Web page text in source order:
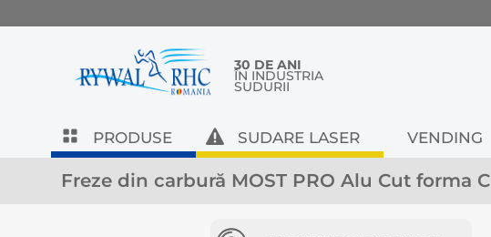
30 DE ANI
ÎN INDUSTRIA
SUDURII
PRODUSE SUDARE LASER VENDING
Freze din carbură MOST PRO Alu Cut forma C